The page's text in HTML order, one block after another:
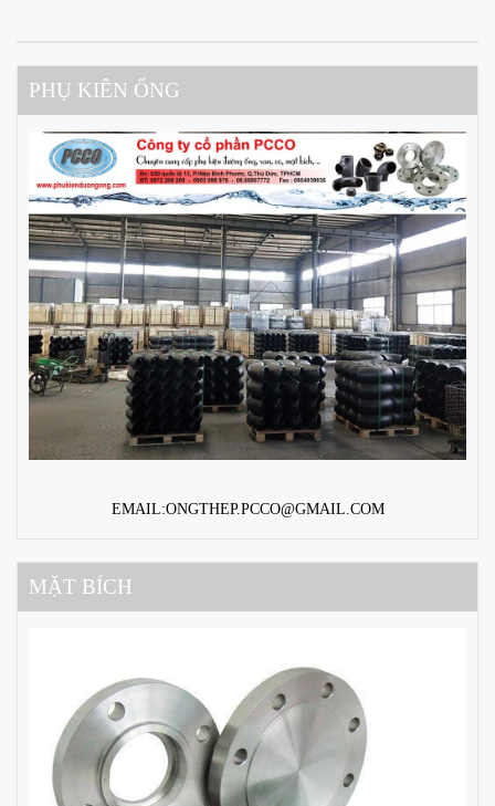
PHỤ KIÊN ỐNG
EMAIL:ONGTHEP.PCCO@GMAIL.COM
MẶT BÍCH